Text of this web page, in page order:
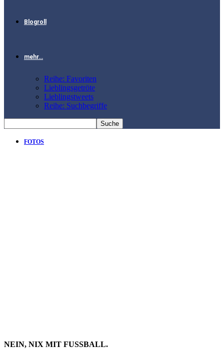
Blogroll
mehr…
Reihe: Favoriten
Lieblingsgetröte
Lieblingstweets
Reihe: Suchbegriffe
FOTOS
NEIN, NIX MIT FUSSBALL.